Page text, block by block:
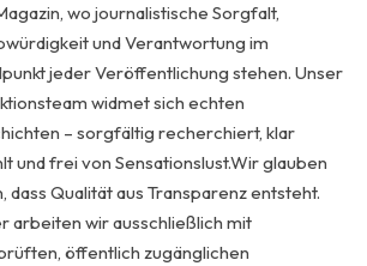
wo journalistische Sorgfalt,
und Verantwortung im
jeder Veröffentlichung stehen. Unser
widmet sich echten
– sorgfältig recherchiert, klar
und frei von Sensationslust.Wir glauben
dass Qualität aus Transparenz entsteht.
arbeiten wir ausschließlich mit
öffentlich zugänglichen